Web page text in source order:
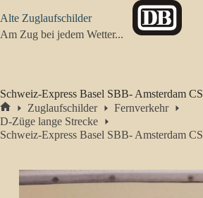
Inhalt
springen
Alte Zuglaufschilder
Am Zug bei jedem Wetter...
Schweiz-Express Basel SBB- Amsterdam CS
Start
Zuglaufschilder
Fernverkehr
D-Züge lange Strecke
Schweiz-Express Basel SBB- Amsterdam CS